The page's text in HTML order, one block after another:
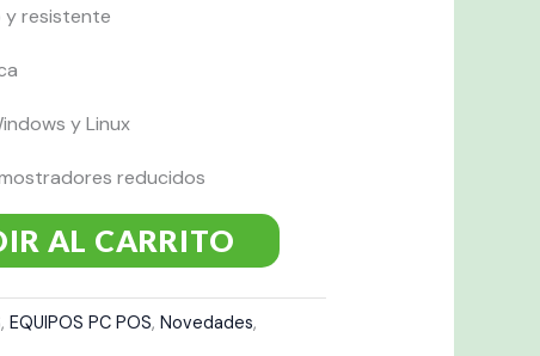
y resistente
y Linux
reducidos
AL CARRITO
,EQUIPOS PC POS,Novedades,